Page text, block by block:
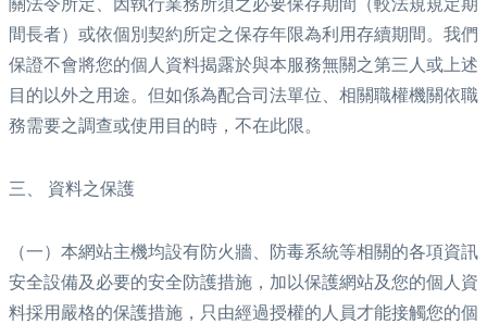
關法令所定、因執行業務所須之必要保存期間（較法規規定期
間長者）或依個別契約所定之保存年限為利用存續期間。我們
保證不會將您的個人資料揭露於與本服務無關之第三人或上述
目的以外之用途。但如係為配合司法單位、相關職權機關依職
務需要之調查或使用目的時，不在此限。
三、 資料之保護
（一）本網站主機均設有防火牆、防毒系統等相關的各項資訊
安全設備及必要的安全防護措施，加以保護網站及您的個人資
料採用嚴格的保護措施，只由經過授權的人員才能接觸您的個